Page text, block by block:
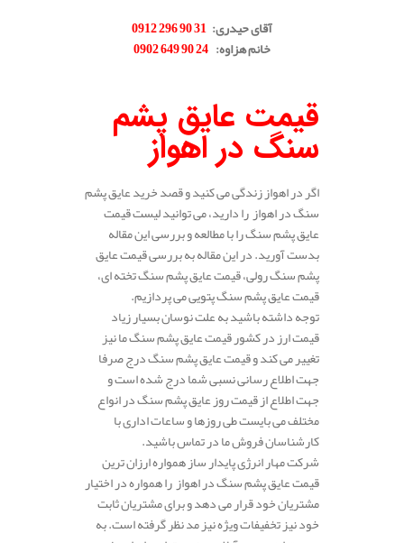
آقای حیدری:
31 90 296 0912
خانم هزاوه:
24 90 649 0902
قیمت عایق پشم
سنگ در اهواز
اگر در اهواز زندگی می کنید و قصد خرید عایق پشم
سنگ در اهواز را دارید، می توانید لیست قیمت
عایق پشم سنگ را با مطالعه و بررسی این مقاله
بدست آورید. در این مقاله به بررسی قیمت عایق
پشم سنگ رولی، قیمت عایق پشم سنگ تخته ای،
قیمت عایق پشم سنگ پتویی می پردازیم.
توجه داشته باشید به علت نوسان بسیار زیاد
قیمت ارز در کشور قیمت عایق پشم سنگ ما نیز
تغییر می کند و قیمت عایق پشم سنگ درج صرفا
جهت اطلاع رسانی نسبی شما درج شده است و
جهت اطلاع از قیمت روز عایق پشم سنگ در انواع
مختلف می بایست طی روزها و ساعات اداری با
کارشناسان فروش ما در تماس باشید.
شرکت مهار انرژی پایدار ساز همواره ارزان ترین
قیمت عایق پشم سنگ در اهوازرا همواره در اختیار
مشتریان خود قرار می دهد و برای مشتریان ثابت
خود نیز تخفیفات ویژه نیز مد نظر گرفته است. به